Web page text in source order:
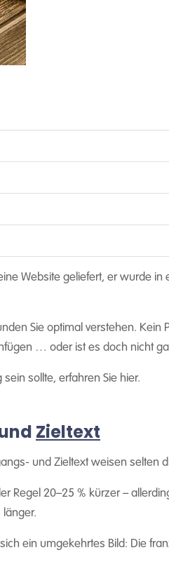
Website geliefert, er wurde in
Sie optimal verstehen. Kein
… oder ist es doch nicht
sollte, erfahren Sie hier.
Zieltext
und Zieltext weisen selten
Regel 20–25 % kürzer –
länger.
ein umgekehrtes Bild: Die